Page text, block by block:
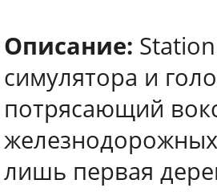
Описание:
симулятора и
потрясающий
лишь первая